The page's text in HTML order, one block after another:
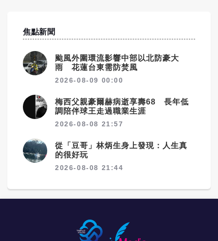
焦點新聞
颱風外圍環流影響中部以北防豪大
雨 花蓮台東需防焚風
2026-08-09 00:00
梅西父親豪爾赫病逝享壽68 長年低
調陪伴球王走過職業生涯
2026-08-08 21:57
從「豆哥」林炳生身上發現：人生真
的很好玩
2026-08-08 21:44